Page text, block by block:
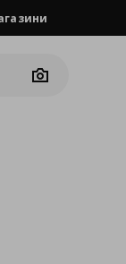
Camera
към списъка с